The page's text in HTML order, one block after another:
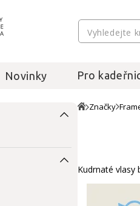
Novinky Pro
Značky
Kudrnaté vlasy